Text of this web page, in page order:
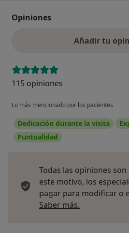
Opiniones
Añadir tu
115 opiniones
Lo más mencionado por los pacientes
Dedicación durante la visita
Puntualidad
Todas las opiniones
este motivo, los
pagar para modificar o
Saber más.